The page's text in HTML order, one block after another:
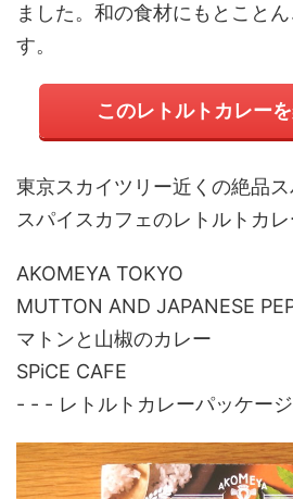
ました。和の食材にもとこと
す。
このレトルトカレー
東京スカイツリー近くの絶品ス
スパイスカフェのレトルトカレ
AKOMEYA TOKYO
MUTTON AND JAPANESE
マトンと山椒のカレー
SPiCE CAFE
- - - レトルトカレーパッケー